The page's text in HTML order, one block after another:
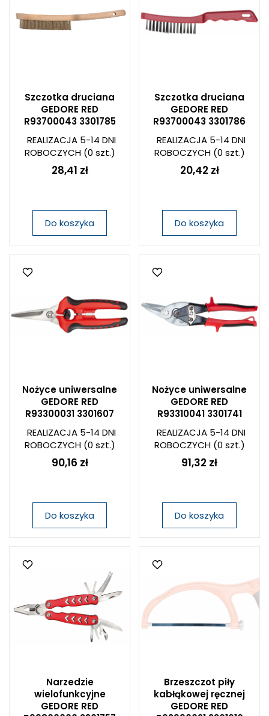
Szczotka druciana
GEDORE RED
R93700043 3301785
REALIZACJA 5-14 DNI
ROBOCZYCH(0 szt.)
28,41 zł
Do koszyka
Szczotka druciana
GEDORE RED
R93700043 3301786
REALIZACJA 5-14 DNI
ROBOCZYCH(0 szt.)
20,42 zł
Do koszyka
Nożyce uniwersalne
GEDORE RED
R93300031 3301607
REALIZACJA 5-14 DNI
ROBOCZYCH(0 szt.)
90,16 zł
Do koszyka
Nożyce uniwersalne
GEDORE RED
R93310041 3301741
REALIZACJA 5-14 DNI
ROBOCZYCH(0 szt.)
91,32 zł
Do koszyka
Narzedzie
wielofunkcyjne
GEDORE RED
Brzeszczot piły
kabłąkowej ręcznej
GEDORE RED